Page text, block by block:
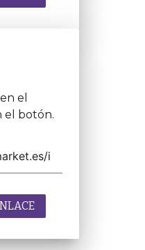
el
el botón.